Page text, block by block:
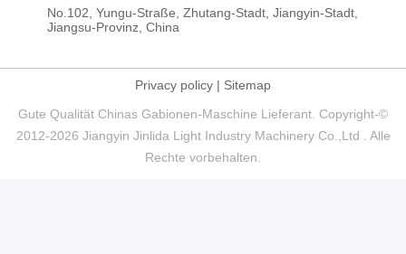
No.102, Yungu-Straße, Zhutang-Stadt, Jiangyin-Stadt,
Jiangsu-Provinz, China
Privacy policy | Sitemap
Gute Qualität Chinas Gabionen-Maschine Lieferant. Copyright-©
2012-2026 Jiangyin Jinlida Light Industry Machinery Co.,Ltd . Alle
Rechte vorbehalten.